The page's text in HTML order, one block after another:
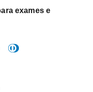
exames e